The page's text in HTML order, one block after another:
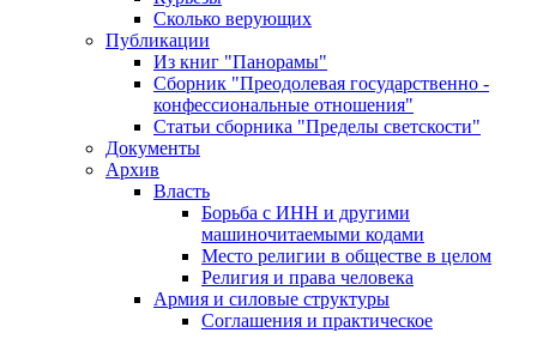
Сколько верующих
Публикации
Из книг "Панорамы"
Сборник "Преодолевая государственно -
конфессиональные отношения"
Статьи сборника "Пределы светскости"
Документы
Архив
Власть
Борьба с ИНН и другими
машиночитаемыми кодами
Место религии в обществе в целом
Религия и права человека
Армия и силовые структуры
Соглашения и практическое